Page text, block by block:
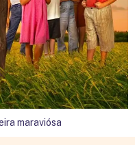
maraviósa